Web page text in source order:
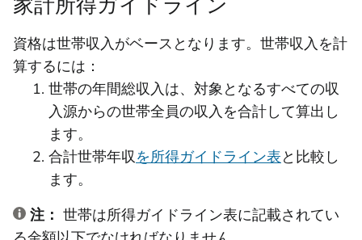
資格は世帯収入がベースとなります。世帯収入を計
算するには：
世帯の年間総収入は、対象となるすべての収
入源からの世帯全員の収入を合計して算出し
ます。
合計世帯年収を所得ガイドライン表と比較し
ます。
注： 世帯は所得ガイドライン表に記載されてい